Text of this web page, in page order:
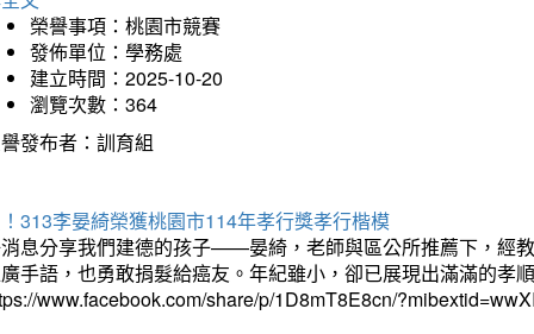
榮譽事項：桃園市競賽
發佈單位：學務處
建立時間：2025-10-20
瀏覽次數：364
發布者：訓育組
313李晏綺榮獲桃園市114年孝行獎孝行楷模
息分享我們建德的孩子——晏綺，老師與區公所推薦下，經
手語，也勇敢捐髮給癌友。年紀雖小，卻已展現出滿滿的孝
www.facebook.com/share/p/1D8mT8E8cn/